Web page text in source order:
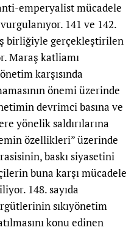
emperyalist mücadele
141 ve 142.
birliğiyle gerçekleştirilen
Maraş katliamı
karşısında
önemi üzerinde
devrimci basına ve
yönelik saldırılarına
özellikleri” üzerinde
baskı siyasetini
buna karşı mücadele
148. sayıda
sıkıyönetim
konu edinen